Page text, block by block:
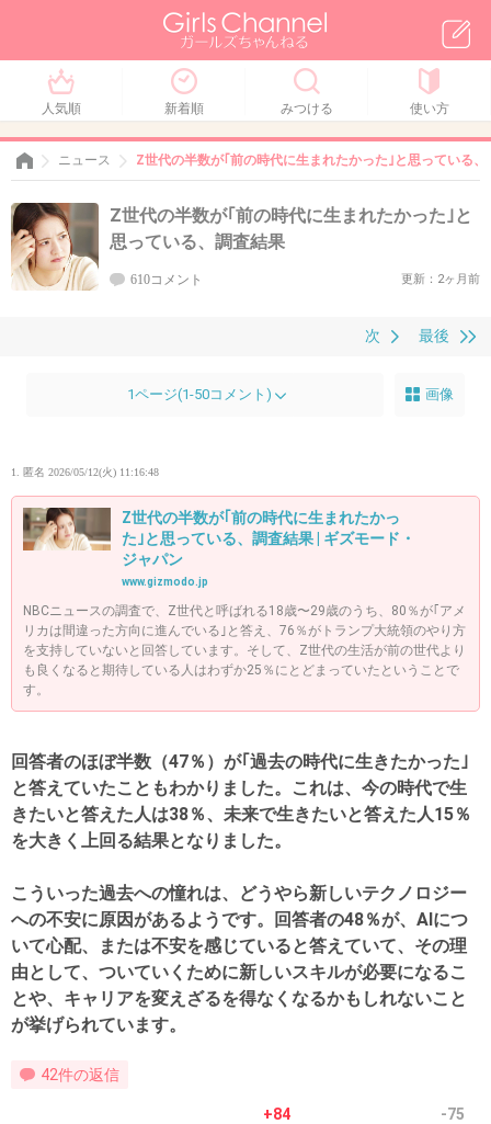
人気順 新着順 みつける 使い方
ニュース Z世代の半数が｢前の時代に生まれたかった｣と思っている、
Z世代の半数が｢前の時代に生まれたかった｣と
思っている、調査結果
610コメント 更新：2ヶ月前
最後
次
1ページ(1-50コメント) 画像
1. 匿名 2026/05/12(火) 11:16:48
Z世代の半数が｢前の時代に生まれたかっ
た｣と思っている、調査結果 | ギズモード・
ジャパン
www.gizmodo.jp
NBCニュースの調査で、Z世代と呼ばれる18歳〜29歳のうち、80％が｢アメ
リカは間違った方向に進んでいる｣と答え、76％がトランプ大統領のやり方
を支持していないと回答しています。そして、Z世代の生活が前の世代より
も良くなると期待している人はわずか25％にとどまっていたということで
す。
回答者のほぼ半数（47％）が｢過去の時代に生きたかった｣
と答えていたこともわかりました。これは、今の時代で生
きたいと答えた人は38％、未来で生きたいと答えた人15％
を大きく上回る結果となりました。
こういった過去への憧れは、どうやら新しいテクノロジー
への不安に原因があるようです。回答者の48％が、AIにつ
いて心配、または不安を感じていると答えていて、その理
由として、ついていくために新しいスキルが必要になるこ
とや、キャリアを変えざるを得なくなるかもしれないこと
が挙げられています。
42件の返信
+84 -75